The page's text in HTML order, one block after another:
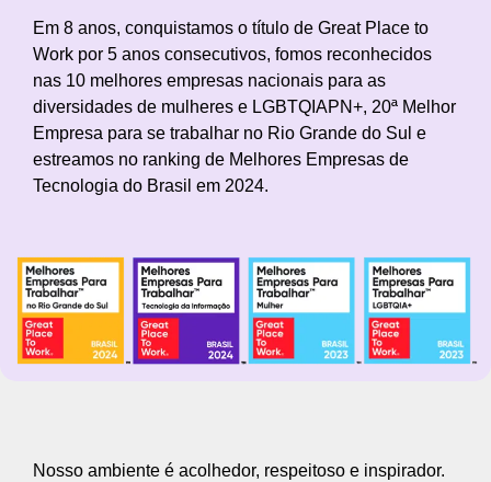
Em 8 anos, conquistamos o título de Great Place to
Work por 5 anos consecutivos, fomos reconhecidos
nas 10 melhores empresas nacionais para as
diversidades de mulheres e LGBTQIAPN+, 20ª Melhor
Empresa para se trabalhar no Rio Grande do Sul e
estreamos no ranking de Melhores Empresas de
Tecnologia do Brasil em 2024.
Nosso ambiente é acolhedor, respeitoso e inspirador.